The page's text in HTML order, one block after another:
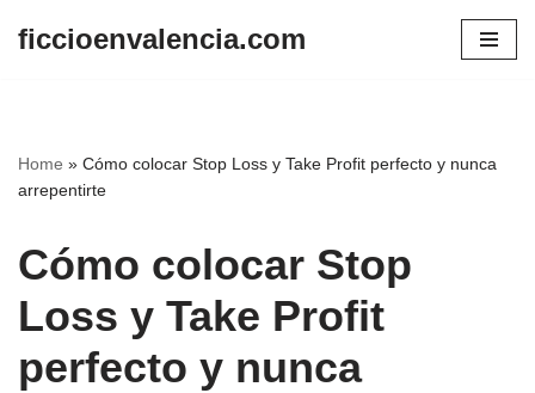
ficcioenvalencia.com
Home » Cómo colocar Stop Loss y Take Profit perfecto y nunca
arrepentirte
Cómo colocar Stop
Loss y Take Profit
perfecto y nunca